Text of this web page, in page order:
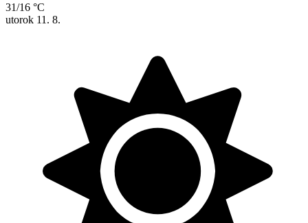
31/16 °C
utorok 11. 8.